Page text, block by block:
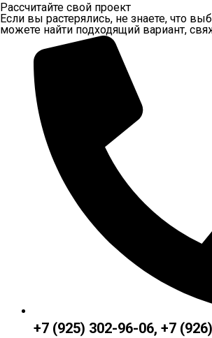
Рассчитайте свой проект
Если вы растерялись, не знаете, что
можете найти подходящий вариант,
+7 (925) 302-96-06, +7